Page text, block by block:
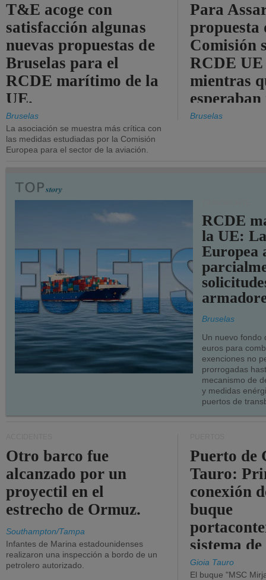
T&E acoge con
satisfacción algunas
nuevas propuestas de
Bruselas para el
RCDE marítimo de la
UE.
Bruselas
La asociación se muestra más crítica con
las medidas estudiadas por la Comisión
Europea para el sector de la aviación.
Para
propuesta
Comisión
RCDE
mientras
más
Bruselas
RCDE
la UE:
Europea
Bruselas
Un nuevo fondo
euros para
exenciones no
prorrogadas
mecanismo de
y medidas
puertos de
Otro barco fue
alcanzado por un
proyectil en el
estrecho de Ormuz.
Southampton/Tampa
Infantes de Marina estadounidenses
realizaron una inspección a bordo de un
petrolero autorizado.
Puerto de
Tauro:
conexión
buque
sistema
la red
Gioia Tauro
El buque "MSC